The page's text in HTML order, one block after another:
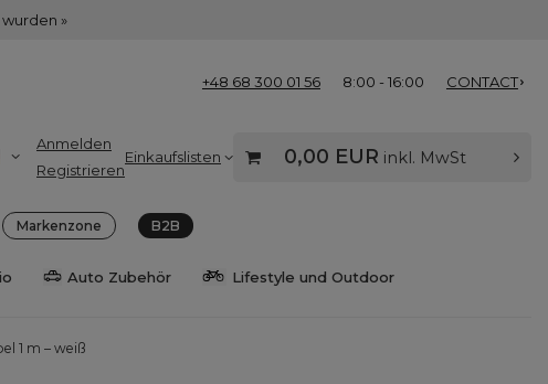
»
+48 68 300 01 56 8:00 - 16:00 CONTACT
Anmelden
Registrieren
Einkaufslisten 0,00 EUR inkl. MwSt
Markenzone B2B
Auto Zubehör Lifestyle und Outdoor
1 m – weiß